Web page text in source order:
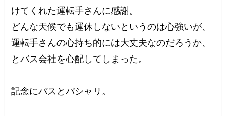
けてくれた運転手さんに感謝。
どんな天候でも運休しないというのは心強いが、
運転手さんの心持ち的には大丈夫なのだろうか、
とバス会社を心配してしまった。
記念にバスとパシャリ。